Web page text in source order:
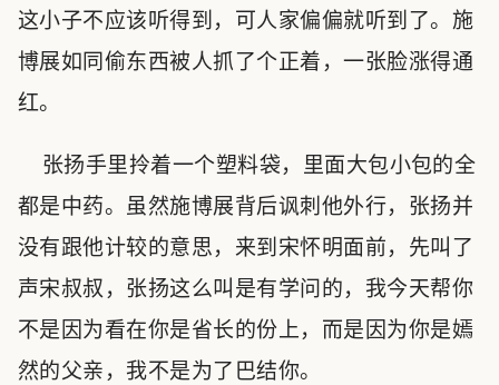
这小子不应该听得到，可人家偏偏就听到了。施
博展如同偷东西被人抓了个正着，一张脸涨得通
红。
张扬手里拎着一个塑料袋，里面大包小包的全
都是中药。虽然施博展背后讽刺他外行，张扬并
没有跟他计较的意思，来到宋怀明面前，先叫了
声宋叔叔，张扬这么叫是有学问的，我今天帮你
不是因为看在你是省长的份上，而是因为你是嫣
然的父亲，我不是为了巴结你。